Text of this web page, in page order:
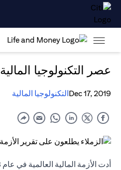
عصر التكنولوجيا المالية
Dec 17, 2019التكنولوجيا المالية